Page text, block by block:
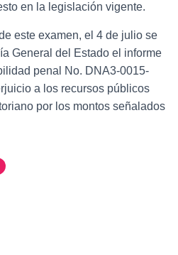
en la legislación vigente.
este examen, el 4 de julio se
General del Estado el informe
penal No. DNA3-0015-
a los recursos públicos
por los montos señalados